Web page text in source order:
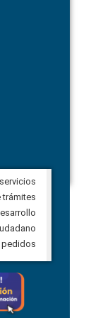
para vigilar la
asfaltado de
Santa Elena
2026
trámites
pedidos